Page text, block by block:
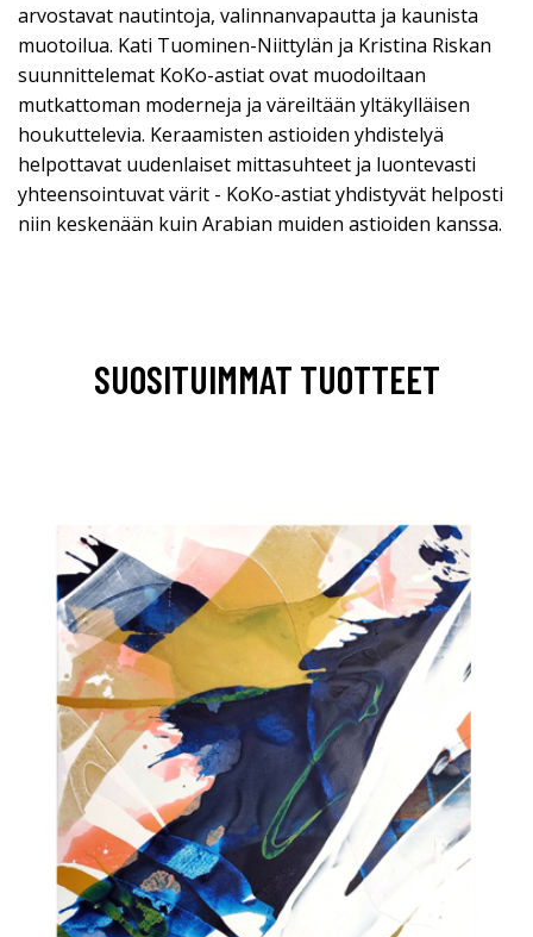
arvostavat nautintoja, valinnanvapautta ja kaunista
muotoilua. Kati Tuominen-Niittylän ja Kristina Riskan
suunnittelemat KoKo-astiat ovat muodoiltaan
mutkattoman moderneja ja väreiltään yltäkylläisen
houkuttelevia. Keraamisten astioiden yhdistelyä
helpottavat uudenlaiset mittasuhteet ja luontevasti
yhteensointuvat värit - KoKo-astiat yhdistyvät helposti
niin keskenään kuin Arabian muiden astioiden kanssa.
SUOSITUIMMAT TUOTTEET